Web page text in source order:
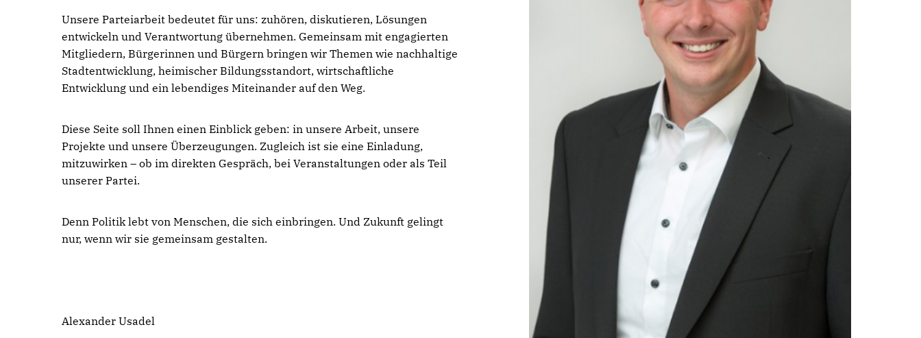
Unsere Parteiarbeit bedeutet für uns: zuhören, diskutieren, Lösungen
entwickeln und Verantwortung übernehmen. Gemeinsam mit engagierten
Mitgliedern, Bürgerinnen und Bürgern bringen wir Themen wie nachhaltige
Stadtentwicklung, heimischer Bildungsstandort, wirtschaftliche
Entwicklung und ein lebendiges Miteinander auf den Weg.
Diese Seite soll Ihnen einen Einblick geben: in unsere Arbeit, unsere
Projekte und unsere Überzeugungen. Zugleich ist sie eine Einladung,
mitzuwirken – ob im direkten Gespräch, bei Veranstaltungen oder als Teil
unserer Partei.
Denn Politik lebt von Menschen, die sich einbringen. Und Zukunft gelingt
nur, wenn wir sie gemeinsam gestalten.
Alexander Usadel